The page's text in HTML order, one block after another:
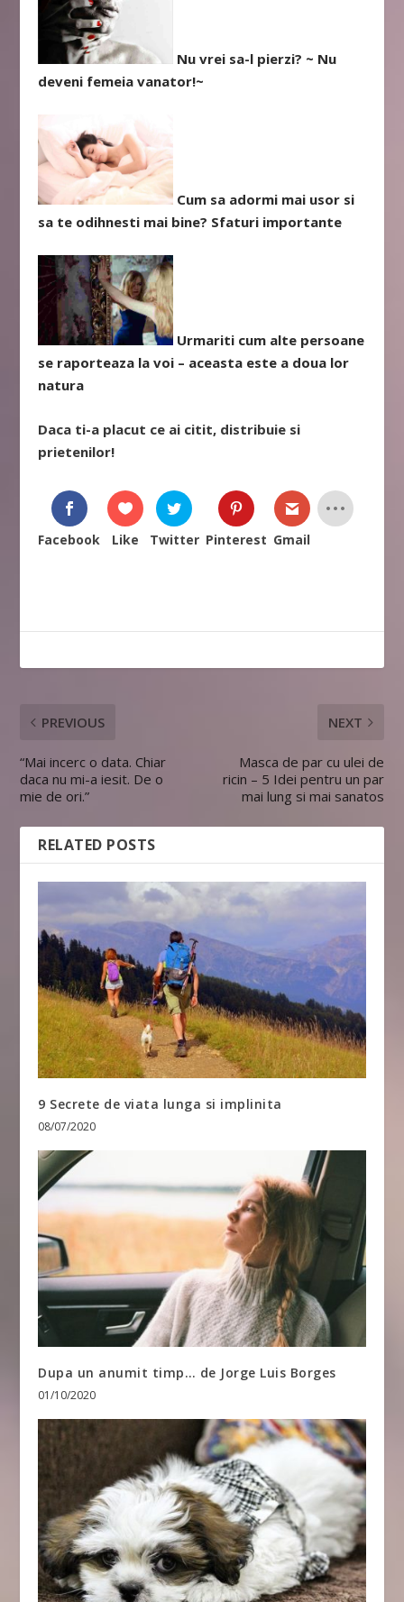
Nu vrei sa-l pierzi? ~ Nu
deveni femeia vanator!~
Cum sa adormi mai usor si
sa te odihnesti mai bine? Sfaturi importante
Urmariti cum alte persoane
se raporteaza la voi – aceasta este a doua lor
natura
Daca ti-a placut ce ai citit, distribuie si
prietenilor!
Facebook Like Twitter Pinterest Gmail
PREVIOUS
“Mai incerc o data. Chiar
daca nu mi-a iesit. De o
mie de ori.”
NEXT
Masca de par cu ulei de
ricin – 5 Idei pentru un par
mai lung si mai sanatos
RELATED POSTS
9 Secrete de viata lunga si implinita
08/07/2020
Dupa un anumit timp… de Jorge Luis Borges
01/10/2020